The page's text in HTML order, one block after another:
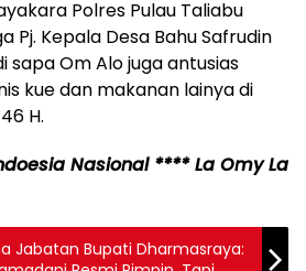
Polres Pulau Taliabu
Pj. Kepala Desa Bahu Safrudin
sapa Om Alo juga antusias
kue dan makanan lainya di
H.
Nasional **** La Omy La
Jabatan Bupati Dharmasraya: